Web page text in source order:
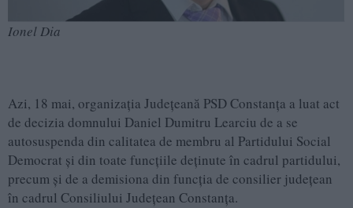
Ionel Dia
Azi, 18 mai, organizația Județeană PSD Constanța a luat act
de decizia domnului Daniel Dumitru Learciu de a se
autosuspenda din calitatea de membru al Partidului Social
Democrat și din toate funcțiile deținute în cadrul partidului,
precum și de a demisiona din funcția de consilier județean
în cadrul Consiliului Județean Constanța.